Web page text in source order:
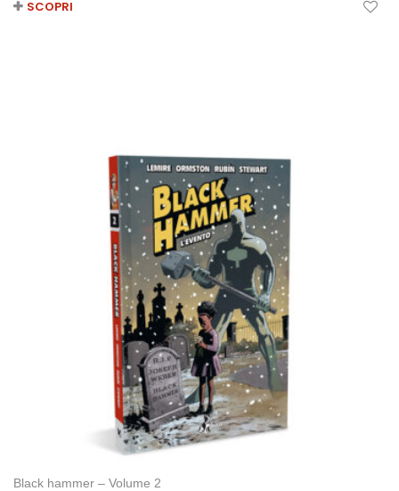
SCOPRI
Black hammer – Volume 2